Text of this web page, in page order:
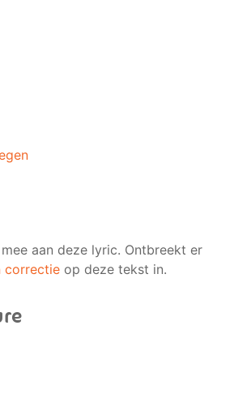
aan deze lyric. Ontbreekt er
correctie op deze tekst in.